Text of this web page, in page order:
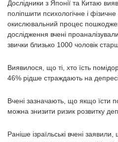
Дослідники з Японії та Китаю
поліпшити психологічне і
окислювальний процес
дослідження вчені
звички близько 1000 чоловік
Виявилося, що ті, хто їсть
46% рідше страждають на
Вчені зазначають, що якщо їсти
можна знизити ризик розвитку
Раніше ізраїльські вчені